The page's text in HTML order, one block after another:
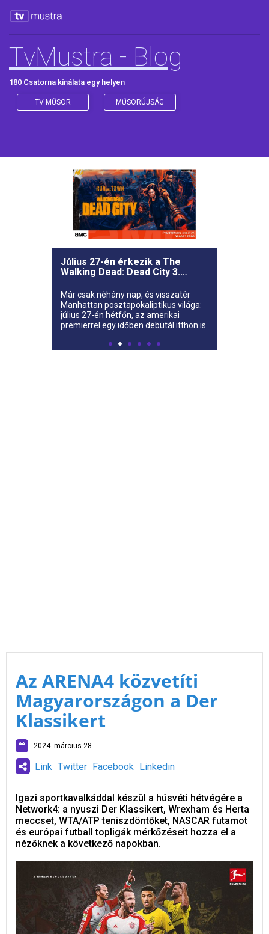
TvMustra - Blog
180 Csatorna kínálata egy helyen
TV MŰSOR MŰSORÚJSÁG
Július 27-én érkezik a The
Walking Dead: Dead City 3.
Már csak néhány nap, és visszatér
Manhattan posztapokaliptikus világa:
július 27-én hétfőn, az amerikai
premierrel egy időben debütál itthon is
City harmadik évada.
Az ARENA4 közvetíti
Magyarországon a Der
Klassikert
2024. március 28.
Link Twitter Facebook Linkedin
Igazi sportkavalkáddal készül a húsvéti hétvégére a
Network4: a nyuszi Der Klassikert, Wrexham és Herta
meccset, WTA/ATP teniszdöntőket, NASCAR futamot
és európai futball topligák mérkőzéseit hozza el a
nézőknek a következő napokban.